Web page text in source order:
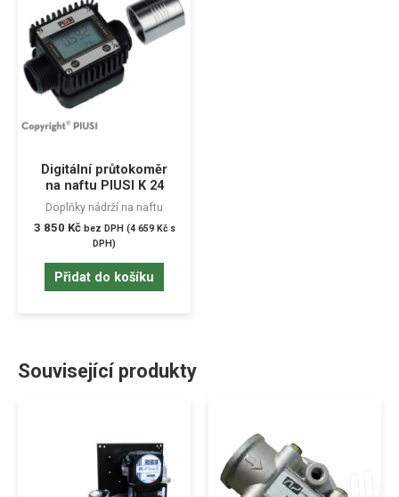
Digitální průtokoměr
na naftu PIUSI K 24
Doplňky nádrží na naftu
3 850 Kč bez DPH (4 659Kčs
DPH)
Přidat do košíku
Související produkty